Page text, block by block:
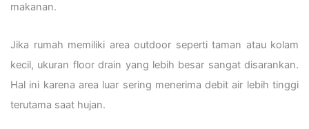
makanan.
Jika rumah memiliki area outdoor seperti taman atau kolam
kecil, ukuran floor drain yang lebih besar sangat disarankan.
Hal ini karena area luar sering menerima debit air lebih tinggi
terutama saat hujan.